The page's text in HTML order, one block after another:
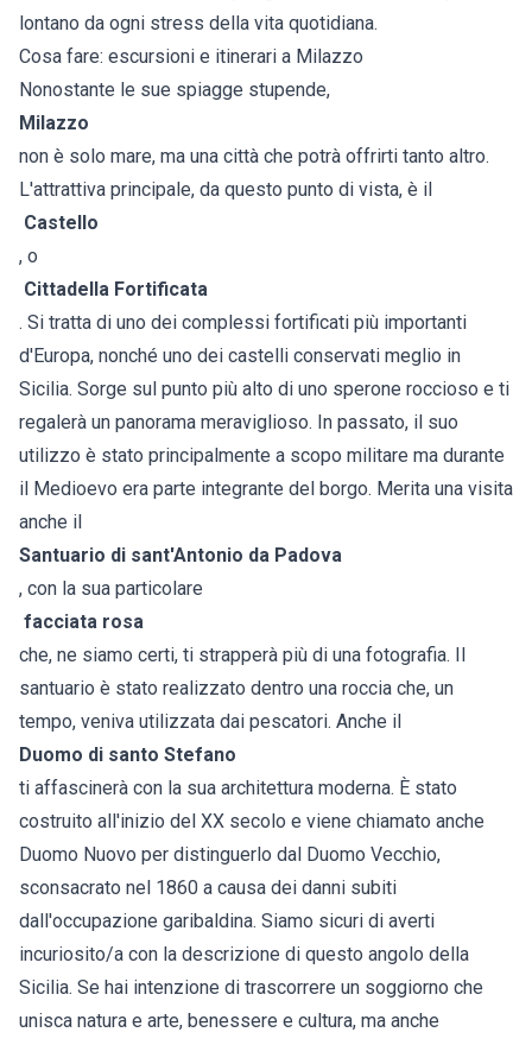
lontano da ogni stress della vita quotidiana.
Cosa fare: escursioni e itinerari a Milazzo
Nonostante le sue spiagge stupende,
Milazzo
non è solo mare, ma una città che potrà offrirti tanto altro.
L'attrattiva principale, da questo punto di vista, è il
Castello
, o
Cittadella Fortificata
. Si tratta di uno dei complessi fortificati più importanti
d'Europa, nonché uno dei castelli conservati meglio in
Sicilia. Sorge sul punto più alto di uno sperone roccioso e ti
regalerà un panorama meraviglioso. In passato, il suo
utilizzo è stato principalmente a scopo militare ma durante
il Medioevo era parte integrante del borgo. Merita una visita
anche il
Santuario di sant'Antonio da Padova
, con la sua particolare
facciata rosa
che, ne siamo certi, ti strapperà più di una fotografia. Il
santuario è stato realizzato dentro una roccia che, un
tempo, veniva utilizzata dai pescatori. Anche il
Duomo di santo Stefano
ti affascinerà con la sua architettura moderna. È stato
costruito all'inizio del XX secolo e viene chiamato anche
Duomo Nuovo per distinguerlo dal Duomo Vecchio,
sconsacrato nel 1860 a causa dei danni subiti
dall'occupazione garibaldina. Siamo sicuri di averti
incuriosito/a con la descrizione di questo angolo della
Sicilia. Se hai intenzione di trascorrere un soggiorno che
unisca natura e arte, benessere e cultura, ma anche